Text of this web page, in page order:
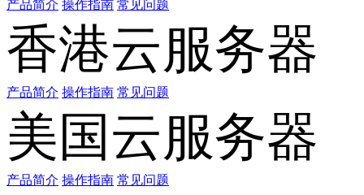
产品简介 操作指南 常见问题
香港云服务器
产品简介 操作指南 常见问题
美国云服务器
产品简介 操作指南 常见问题